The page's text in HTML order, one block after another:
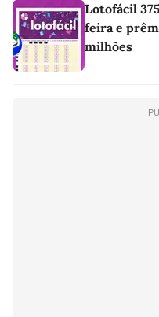
Lotofácil
feira e
milhões